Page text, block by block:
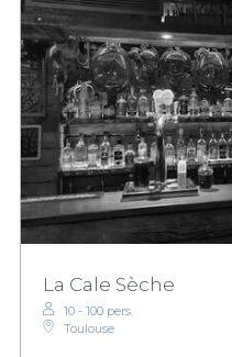
La Cale Sèche
10 - 100 pers.
Toulouse